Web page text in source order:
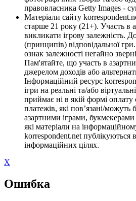
правовласника Getty Images -
Матеріали сайту
старше 21 року (21+). Участь в
викликати ігрову залежність.
(принципів) відповідальної
ознак залежності негайно
Пам'ятайте, що участь в
джерелом доходів або
Інформаційний ресурс
ігри на реальні та/або
приймає ні в якій формі оплату
платежів, які пов’язані/можуть
азартними іграми, букмекерами
які матеріали на
korrespondent.net публікуються
інформаційних цілях.
X
Ошибка